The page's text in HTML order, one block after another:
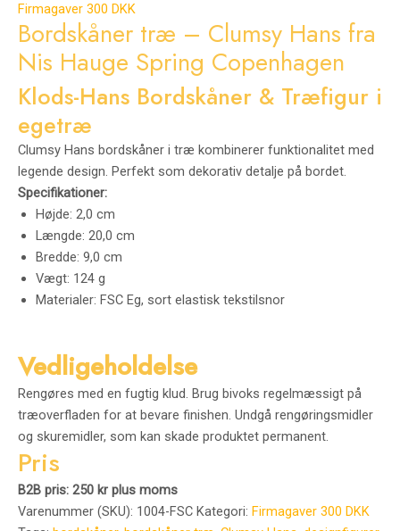
Firmagaver 300 DKK
Bordskåner træ – Clumsy Hans fra
Nis Hauge Spring Copenhagen
Klods-Hans Bordskåner & Træfigur i
egetræ
Clumsy Hans bordskåner i træ kombinerer funktionalitet med
legende design. Perfekt som dekorativ detalje på bordet.
Specifikationer:
Højde: 2,0 cm
Længde: 20,0 cm
Bredde: 9,0 cm
Vægt: 124 g
Materialer: FSC Eg, sort elastisk tekstilsnor
Vedligeholdelse
Rengøres med en fugtig klud. Brug bivoks regelmæssigt på
træoverfladen for at bevare finishen. Undgå rengøringsmidler
og skuremidler, som kan skade produktet permanent.
Pris
B2B pris: 250 kr plus moms
Varenummer (SKU): 1004-FSC Kategori: Firmagaver 300 DKK